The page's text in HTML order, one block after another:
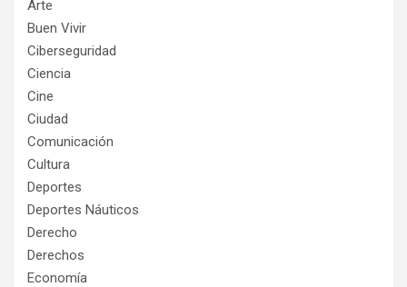
Arte
Buen Vivir
Ciberseguridad
Ciencia
Cine
Ciudad
Comunicación
Cultura
Deportes
Deportes Náuticos
Derecho
Derechos
Economía